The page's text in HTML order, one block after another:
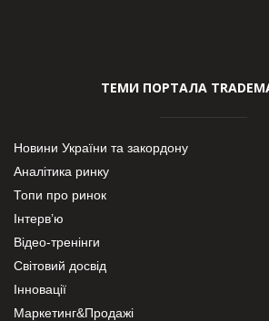
ТЕМИ ПОРТАЛА
Новини України та закордону
Аналітика ринку
Топи про ринок
Інтерв’ю
Відео-тренінги
Світовий досвід
Інновації
Маркетинг&Продажі